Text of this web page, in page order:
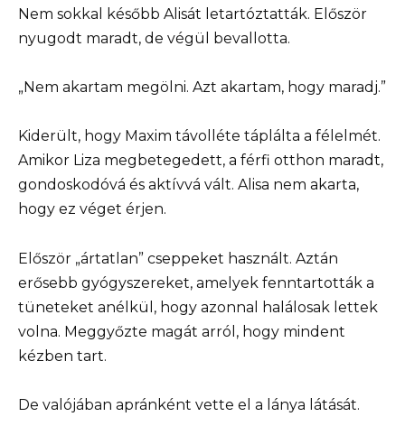
Nem sokkal később Alisát letartóztatták. Először
nyugodt maradt, de végül bevallotta.
„Nem akartam megölni. Azt akartam, hogy maradj.”
Kiderült, hogy Maxim távolléte táplálta a félelmét.
Amikor Liza megbetegedett, a férfi otthon maradt,
gondoskodóvá és aktívvá vált. Alisa nem akarta,
hogy ez véget érjen.
Először „ártatlan” cseppeket használt. Aztán
erősebb gyógyszereket, amelyek fenntartották a
tüneteket anélkül, hogy azonnal halálosak lettek
volna. Meggyőzte magát arról, hogy mindent
kézben tart.
De valójában apránként vette el a lánya látását.